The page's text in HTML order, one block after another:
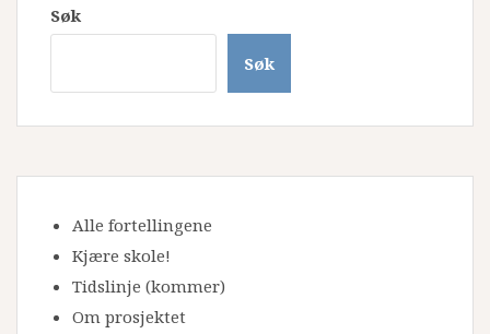
Søk
Søk
Alle fortellingene
Kjære skole!
Tidslinje (kommer)
Om prosjektet